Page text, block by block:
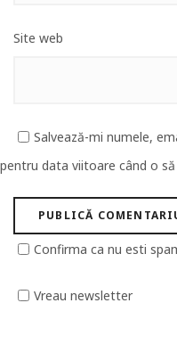
Site web
Salvează-mi numele,
pentru data viitoare când o
Confirma ca nu esti
Vreau newsletter